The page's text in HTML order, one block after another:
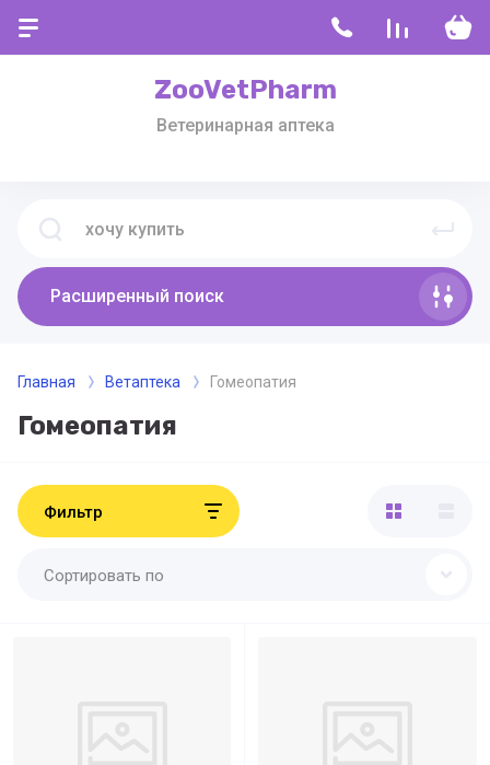
ZooVetPharm
Ветеринарная аптека
Расширенный поиск
Главная Ветаптека Гомеопатия
Гомеопатия
Фильтр
Сортировать по